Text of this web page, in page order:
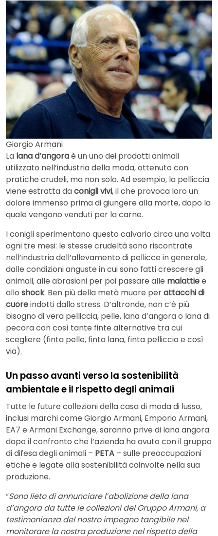
Giorgio Armani
La lana d’angoraè un uno dei prodotti animali
utilizzato nell’industria della moda, ottenuto con
pratiche crudeli, ma non solo. Ad esempio, la pelliccia
viene estratta daconigli vivi, il che provoca loro un
dolore immenso prima di giungere alla morte, dopo la
quale vengono venduti per la carne.
I conigli sperimentano questo calvario circa una volta
ogni tre mesi: le stesse crudeltà sono riscontrate
nell’industria dell’allevamento di pellicce in generale,
dalle condizioni anguste in cui sono fatti crescere gli
animali, alle abrasioni per poi passare alle malattiee
allo shock. Ben più della metà muore perattacchi di
cuoreindotti dallo stress. D’altronde, non c’è più
bisogno di vera pelliccia, pelle, lana d’angora o lana di
pecora con così tante finte alternative tra cui
scegliere (finta pelle, finta lana, finta pelliccia e così
via).
Un passo avanti verso la sostenibilità
ambientale e il rispetto degli animali
Tutte le future collezioni della casa di moda di lusso,
inclusi marchi come Giorgio Armani, Emporio Armani,
EA7 e Armani Exchange, saranno prive di lana angora
dopo il confronto che l’azienda ha avuto con il gruppo
di difesa degli animali – PETA – sulle preoccupazioni
etiche e legate alla sostenibilità coinvolte nella sua
produzione.
“Sono lieto di annunciare l’abolizione della lana
d’angora da tutte le collezioni del Gruppo Armani, a
testimonianza del nostro impegno tangibile nel
monitorare la nostra produzione nel rispetto della